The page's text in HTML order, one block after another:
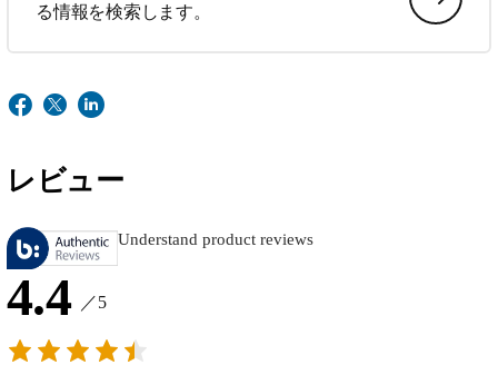
る情報を検索します。
レビュー
Understand product reviews
4.4 ／5